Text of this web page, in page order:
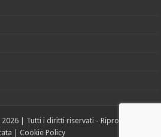
| Tutti i diritti riservati - Riproduzione
| Cookie Policy